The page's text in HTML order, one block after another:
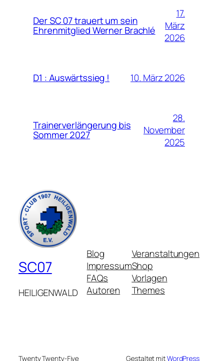
Der SC 07 trauert um sein
Ehrenmitglied Werner Brachlé
17.
März
2026
D1 : Auswärtssieg ! 10. März 2026
Trainerverlängerung bis
Sommer 2027
28.
November
2025
SC07
HEILIGENWALD
Blog
Impressum
FAQs
Autoren
Veranstaltungen
Shop
Vorlagen
Themes
Twenty Twenty-Five Gestaltet mitWordPress